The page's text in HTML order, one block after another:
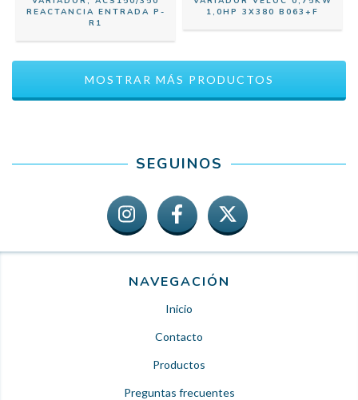
REACTANCIA ENTRADA P-
R1
1,0HP 3X380 B063+F
MOSTRAR MÁS PRODUCTOS
SEGUINOS
NAVEGACIÓN
Inicio
Contacto
Productos
Preguntas frecuentes